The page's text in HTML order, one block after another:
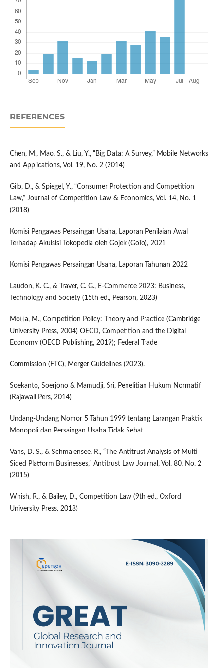
REFERENCES
Chen, M., Mao, S., & Liu, Y., “Big Data: A Survey,” Mobile Networks
and Applications, Vol. 19, No. 2 (2014)
Gilo, D., & Spiegel, Y., “Consumer Protection and Competition
Law,” Journal of Competition Law & Economics, Vol. 14, No. 1
(2018)
Komisi Pengawas Persaingan Usaha, Laporan Penilaian Awal
Terhadap Akuisisi Tokopedia oleh Gojek (GoTo), 2021
Komisi Pengawas Persaingan Usaha, Laporan Tahunan 2022
Laudon, K. C., & Traver, C. G., E-Commerce 2023: Business,
Technology and Society (15th ed., Pearson, 2023)
Motta, M., Competition Policy: Theory and Practice (Cambridge
University Press, 2004) OECD, Competition and the Digital
Economy (OECD Publishing, 2019); Federal Trade
Commission (FTC), Merger Guidelines (2023).
Soekanto, Soerjono & Mamudji, Sri, Penelitian Hukum Normatif
(Rajawali Pers, 2014)
Undang-Undang Nomor 5 Tahun 1999 tentang Larangan Praktik
Monopoli dan Persaingan Usaha Tidak Sehat
Vans, D. S., & Schmalensee, R., “The Antitrust Analysis of Multi-
Sided Platform Businesses,” Antitrust Law Journal, Vol. 80, No. 2
(2015)
Whish, R., & Bailey, D., Competition Law (9th ed., Oxford
University Press, 2018)